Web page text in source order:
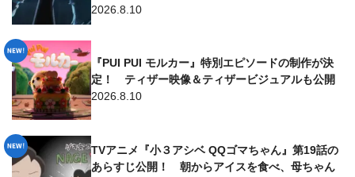
2026.8.10
『PUI PUI モルカー』特別エピソードの制作が決
定！ ティザー映像＆ティザービジュアルも公開
2026.8.10
TVアニメ『小３アシベ QQゴマちゃん』第19話の
あらすじ公開！ 朝からアイスを食べ、母ちゃん